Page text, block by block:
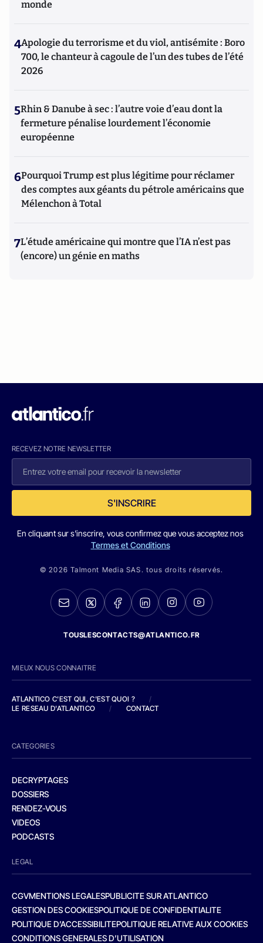
monde
4Apologie du terrorisme et du viol, antisémite : Boro
700, le chanteur à cagoule de l’un des tubes de l’été
2026
5Rhin & Danube à sec : l’autre voie d’eau dont la
fermeture pénalise lourdement l’économie
européenne
6Pourquoi Trump est plus légitime pour réclamer
des comptes aux géants du pétrole américains que
Mélenchon à Total
7L’étude américaine qui montre que l’IA n’est pas
(encore) un génie en maths
RECEVEZ NOTRE NEWSLETTER
S'INSCRIRE
En cliquant sur s'inscrire, vous confirmez que vous acceptez nos
Termes et Conditions
© 2026 Talmont Media SAS. tous droits réservés.
TOUSLESCONTACTS@ATLANTICO.FR
MIEUX NOUS CONNAITRE
ATLANTICO C'EST QUI, C'EST QUOI ?
/
LE RESEAU D'ATLANTICO
/ CONTACT
CATEGORIES
DECRYPTAGES
DOSSIERS
RENDEZ-VOUS
VIDEOS
PODCASTS
LEGAL
CGVMENTIONS LEGALESPUBLICITE SUR ATLANTICO
GESTION DES COOKIESPOLITIQUE DE CONFIDENTIALITE
POLITIQUE D’ACCESSIBILITEPOLITIQUE RELATIVE AUX COOKIES
CONDITIONS GENERALES D’UTILISATION